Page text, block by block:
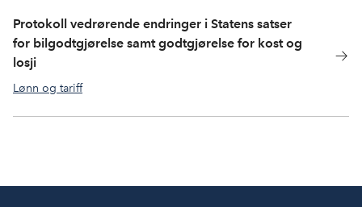
Protokoll vedrørende endringer i Statens satser
for bilgodtgjørelse samt godtgjørelse for kost og
losji
Lønn og tariff